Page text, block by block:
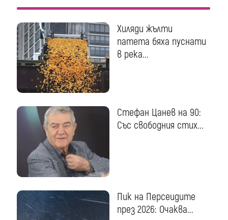
Хиляди жълти
патета бяха пуснати
в река...
Стефан Цанев на 90:
Със свободния стих...
Пик на Персеидите
през 2026: Очаква...